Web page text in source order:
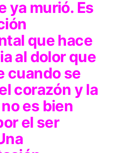
ya murió. Es
que hace
al dolor que
cuando se
corazón y la
es bien
el ser